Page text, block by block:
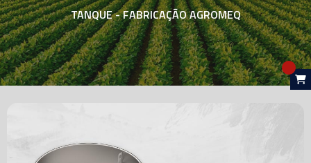
TANQUE - FABRICAÇÃO AGROMEQ